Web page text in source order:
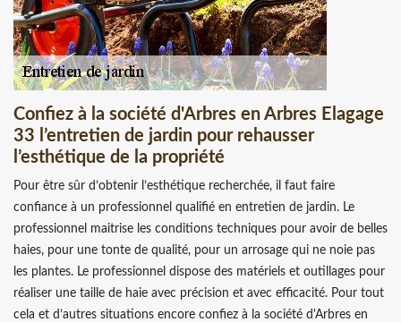
Confiez à la société d'Arbres en Arbres Elagage
33 l’entretien de jardin pour rehausser
l’esthétique de la propriété
Pour être sûr d’obtenir l’esthétique recherchée, il faut faire
confiance à un professionnel qualifié en entretien de jardin. Le
professionnel maitrise les conditions techniques pour avoir de belles
haies, pour une tonte de qualité, pour un arrosage qui ne noie pas
les plantes. Le professionnel dispose des matériels et outillages pour
réaliser une taille de haie avec précision et avec efficacité. Pour tout
cela et d’autres situations encore confiez à la société d'Arbres en